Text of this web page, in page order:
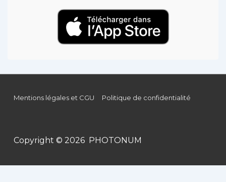
Mentions légales et CGU Politique de confidentialité
Copyright © 2026 PHOTONUM